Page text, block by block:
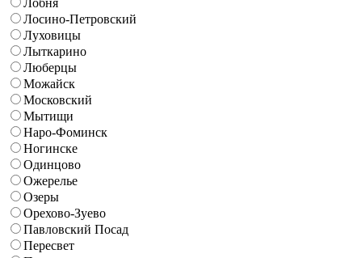
Лобня
Лосино-Петровский
Луховицы
Лыткарино
Люберцы
Можайск
Московский
Мытищи
Наро-Фоминск
Ногинске
Одинцово
Ожерелье
Озеры
Орехово-Зуево
Павловский Посад
Пересвет